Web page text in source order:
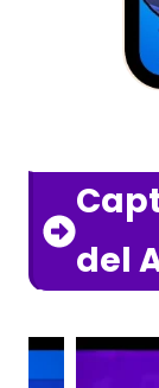
del